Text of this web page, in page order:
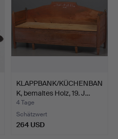
KLAPPBANK/KÜCHENBAN
K, bemaltes Holz, 19. J…
4 Tage
Schätzwert
264 USD